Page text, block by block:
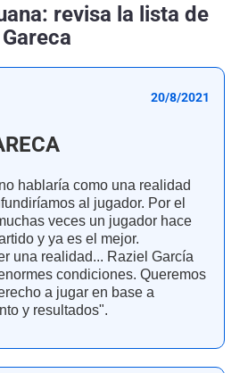
revisa la lista de
20/8/2021
hablaría como una realidad
al jugador. Por el
veces un jugador hace
y ya es el mejor.
una realidad... Raziel García
condiciones. Queremos
a jugar en base a
y resultados".